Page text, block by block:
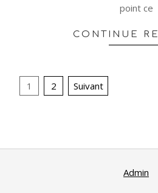
point ce
CONTINUE
Pagination
1 2 Suivant
Admin